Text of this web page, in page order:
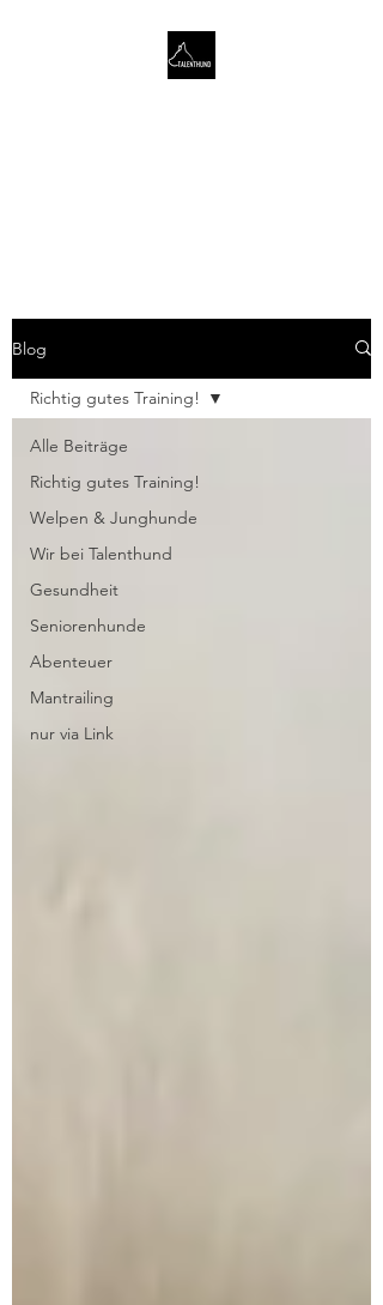
Blog
Alle Beiträge
Richtig gutes Training!
Welpen & Junghunde
Wir bei Talenthund
Gesundheit
Seniorenhunde
Abenteuer
Mantrailing
nur via Link
Richtig gutes Training!